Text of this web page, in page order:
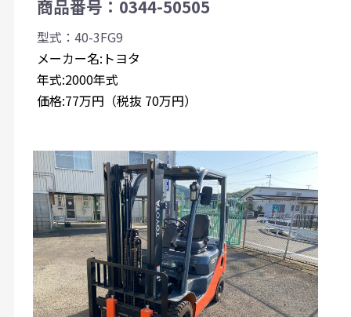
商品番号：0344-50505
型式：40-3FG9
メーカー名:トヨタ
年式:2000年式
価格:77万円（税抜 70万円）